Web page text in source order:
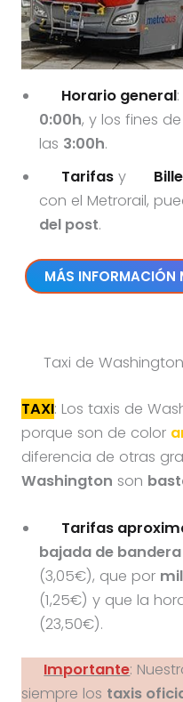
Horario general
0:00h, y los fines
las 3:00h.
Tarifas y
con el Metrorail,
del post.
MÁS INFORMACIÓN
Taxi de Washington
TAXI: Los taxis de
porque son de color
diferencia de otras
Washington son
Tarifas
bajada de bandera
(3,05€), que por
(1,25€) y que la
(23,50€).
Importante:
siempre los taxis